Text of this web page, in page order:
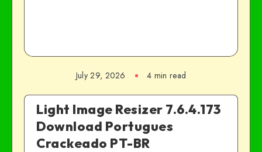
July 29, 2026 4 min read
Light Image Resizer 7.6.4.173
Download Portugues
Crackeado PT-BR